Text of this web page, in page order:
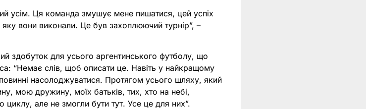
усім. Ця команда змушує мене пишатися, цей успіх
вони виконали. Це був захоплюючий турнір”, –
здобуток для усього аргентинського футболу, що
“Немає слів, щоб описати це. Навіть у найкращому
насолоджуватися. Протягом усього шляху, який
мою дружину, моїх батьків, тих, хто на небі,
циклу, але не змогли бути тут. Усе це для них”.